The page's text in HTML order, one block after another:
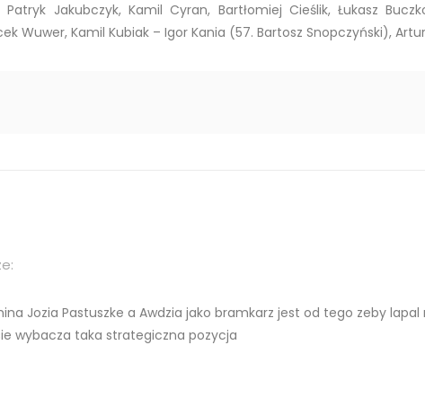
Jakubczyk, Kamil Cyran, Bartłomiej Cieślik, Łukasz
Wuwer, Kamil Kubiak – Igor Kania (57. Bartosz Snopczyński),
Jozia Pastuszke a Awdzia jako bramkarz jest od tego zeby
wybacza taka strategiczna pozycja